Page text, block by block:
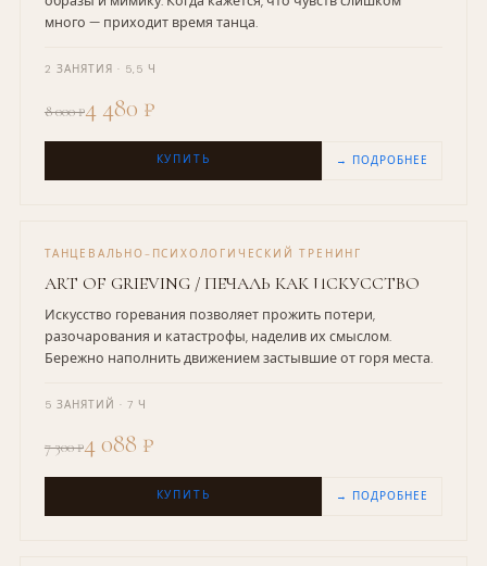
много — приходит время танца.
2 ЗАНЯТИЯ · 5,5 Ч
8 000 ₽4 480 ₽
КУПИТЬ → ПОДРОБНЕЕ
ТАНЦЕВАЛЬНО-ПСИХОЛОГИЧЕСКИЙ ТРЕНИНГ
ART OF GRIEVING / ПЕЧАЛЬ КАК ИСКУССТВО
Искусство горевания позволяет прожить потери,
разочарования и катастрофы, наделив их смыслом.
Бережно наполнить движением застывшие от горя места.
5 ЗАНЯТИЙ · 7 Ч
7 300 ₽4 088 ₽
КУПИТЬ → ПОДРОБНЕЕ